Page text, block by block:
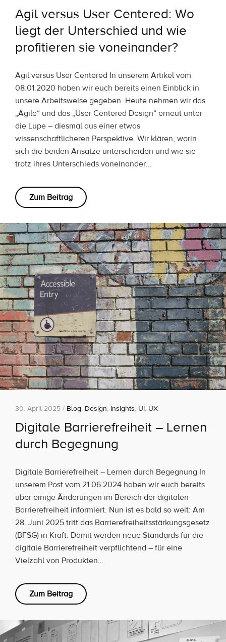
Agil versus User Centered: Wo
liegt der Unterschied und wie
profitieren sie voneinander?
Agil versus User Centered In unserem Artikel vom
08.01.2020 haben wir euch bereits einen Einblick in
unsere Arbeitsweise gegeben. Heute nehmen wir das
„Agile“ und das „User Centered Design“ erneut unter
die Lupe – diesmal aus einer etwas
wissenschaftlicheren Perspektive. Wir klären, worin
sich die beiden Ansätze unterscheiden und wie sie
trotz ihres Unterschieds voneinander…
Zum Beitrag
30. April 2025 / Blog, Design, Insights, UI, UX
Digitale Barrierefreiheit – Lernen
durch Begegnung
Digitale Barrierefreiheit – Lernen durch Begegnung In
unserem Post vom 21.06.2024 haben wir euch bereits
über einige Änderungen im Bereich der digitalen
Barrierefreiheit informiert. Nun ist es bald so weit: Am
28. Juni 2025 tritt das Barrierefreiheitsstärkungsgesetz
(BFSG) in Kraft. Damit werden neue Standards für die
digitale Barrierefreiheit verpflichtend – für eine
Vielzahl von Produkten…
Zum Beitrag